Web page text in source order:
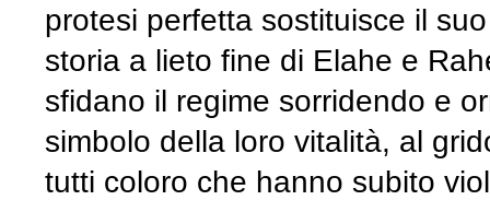
protesi perfetta sostituisce il
storia a lieto fine di Elahe e
sfidano il regime sorridendo e
simbolo della loro vitalità, al
tutti coloro che hanno subito